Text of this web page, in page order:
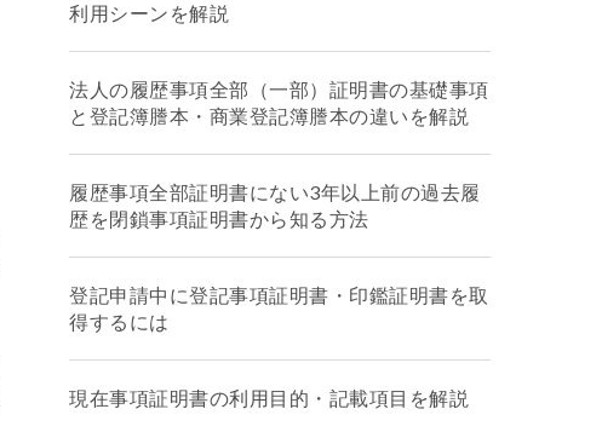
利用シーンを解説
法人の履歴事項全部（一部）証明書の基礎事項
と登記簿謄本・商業登記簿謄本の違いを解説
履歴事項全部証明書にない3年以上前の過去履
歴を閉鎖事項証明書から知る方法
登記申請中に登記事項証明書・印鑑証明書を取
得するには
現在事項証明書の利用目的・記載項目を解説